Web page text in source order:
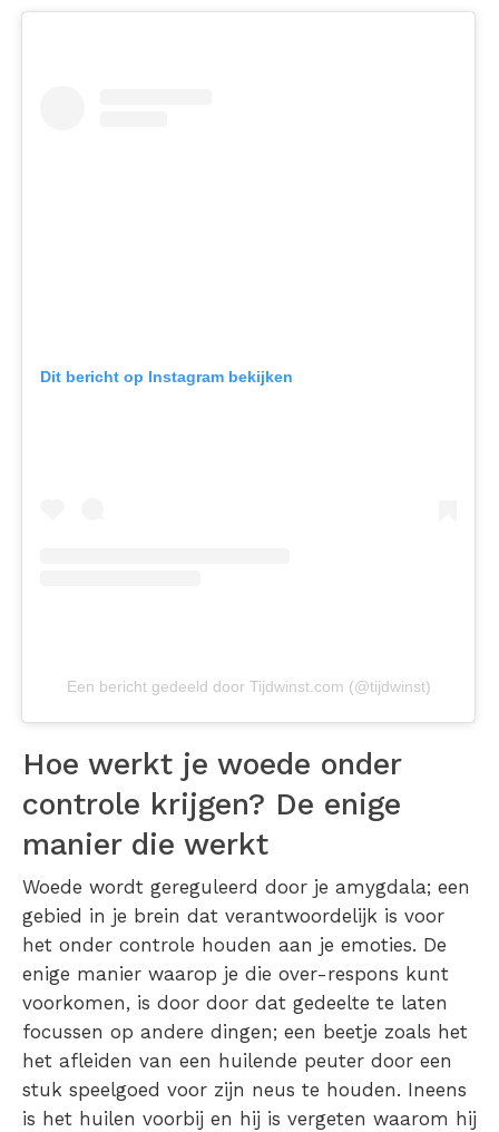
Dit bericht op Instagram bekijken
Een bericht gedeeld door Tijdwinst.com (@tijdwinst)
Hoe werkt je woede onder
controle krijgen? De enige
manier die werkt
Woede wordt gereguleerd door je amygdala; een
gebied in je brein dat verantwoordelijk is voor
het onder controle houden aan je emoties. De
enige manier waarop je die over-respons kunt
voorkomen, is door door dat gedeelte te laten
focussen op andere dingen; een beetje zoals het
het afleiden van een huilende peuter door een
stuk speelgoed voor zijn neus te houden. Ineens
is het huilen voorbij en hij is vergeten waarom hij